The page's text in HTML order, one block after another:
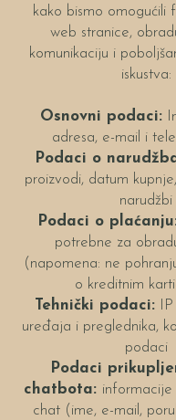
kako bismo omogućili
web stranice,
komunikaciju i
iskustva:
Osnovni podaci:
adresa, e-mail i
Podaci o
proizvodi, datum
narudžbi
Podaci o
potrebne za
(napomena: ne
o kreditnim
Tehnički podaci:IP
uređaja i preglednika,
podaci
Podaci
chatbota: informacije
chat (ime, e-mail,